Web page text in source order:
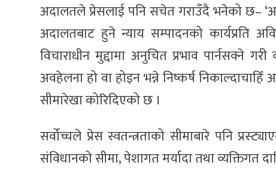
अदालतले प्रेसलाई पनि सचेत गराउँदै भनेको छ–
अदालतबाट हुने न्याय सम्पादनको कार्यप्रति
विचाराधीन मुद्दामा अनुचित प्रभाव पार्नसक्ने
अवहेलना हो वा होइन भन्ने निष्कर्ष
सीमारेखा कोरिदिएको छ ।
सर्वोच्चले प्रेस स्वतन्त्रताको सीमाबारे पनि
संविधानको सीमा, पेशागत मर्यादा तथा व्यक्तिगत